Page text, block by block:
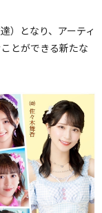
）となり、アーティ
とができる新たな